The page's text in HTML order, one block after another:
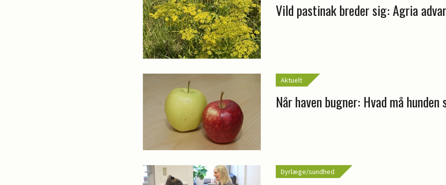
Vild pastinak breder sig: Agria
Aktuelt
Når haven bugner: Hvad må hunden
Dyrlæge/sundhed